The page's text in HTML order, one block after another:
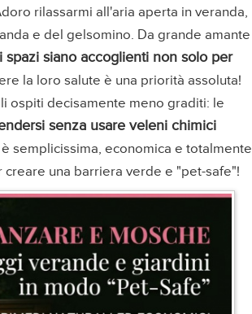
rilassarmi all'aria aperta in veranda,
e del gelsomino. Da grande amante
spazi siano accoglienti non solo per
la loro salute è una priorità assoluta!
ospiti decisamente meno graditi: le
senza usare veleni chimici
semplicissima, economica e totalmente
creare una barriera verde e "pet-safe"!